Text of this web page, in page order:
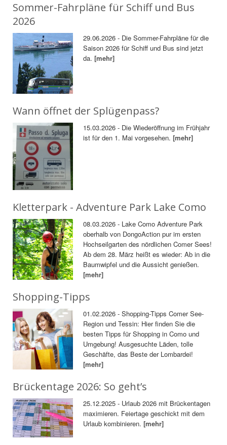
Sommer-Fahrpläne für Schiff und Bus
2026
29.06.2026 - Die Sommer-Fahrpläne für die
Saison 2026 für Schiff und Bus sind jetzt
da.[mehr]
Wann öffnet der Splügenpass?
15.03.2026 - Die Wiederöffnung im Frühjahr
ist für den 1. Mai vorgesehen.[mehr]
Kletterpark - Adventure Park Lake Como
08.03.2026 - Lake Como Adventure Park
oberhalb von DongoAction pur im ersten
Hochseilgarten des nördlichen Comer Sees!
Ab dem 28. März heißt es wieder: Ab in die
Baumwipfel und die Aussicht genießen.
[mehr]
Shopping-Tipps
01.02.2026 - Shopping-Tipps Comer See-
Region und Tessin: Hier finden Sie die
besten Tipps für Shopping in Como und
Umgebung! Ausgesuchte Läden, tolle
Geschäfte, das Beste der Lombardei!
[mehr]
Brückentage 2026: So geht’s
25.12.2025 - Urlaub 2026 mit Brückentagen
maximieren. Feiertage geschickt mit dem
Urlaub kombinieren.[mehr]